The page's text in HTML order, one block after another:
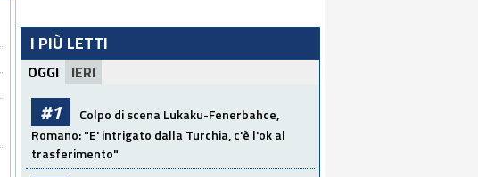
I PIÙ LETTI
OGGI IERI
#1
Colpo di scena Lukaku-Fenerbahce,
Romano: "E' intrigato dalla Turchia, c'è l'ok al
trasferimento"